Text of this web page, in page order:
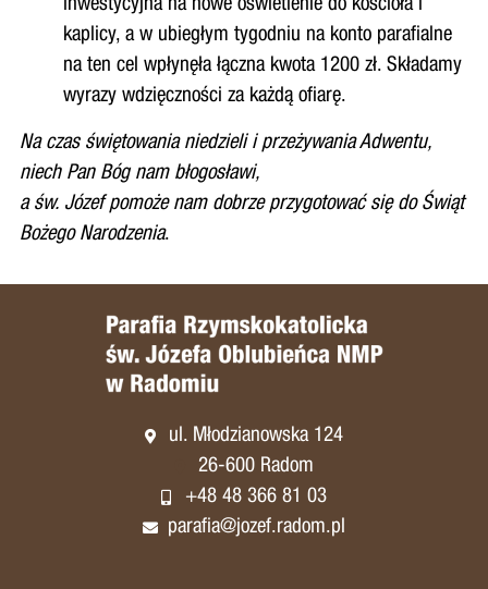
inwestycyjna na nowe oświetlenie do kościoła i
kaplicy, a w ubiegłym tygodniu na konto parafialne
na ten cel wpłynęła łączna kwota 1200 zł. Składamy
wyrazy wdzięczności za każdą ofiarę.
Na czas świętowania niedzieli i przeżywania Adwentu,
niech Pan Bóg nam błogosławi,
a św. Józef pomoże nam dobrze przygotować się do Świąt
Bożego Narodzenia.
ul. Młodzianowska 124
26-600 Radom
+48 48 366 81 03
parafia@jozef.radom.pl